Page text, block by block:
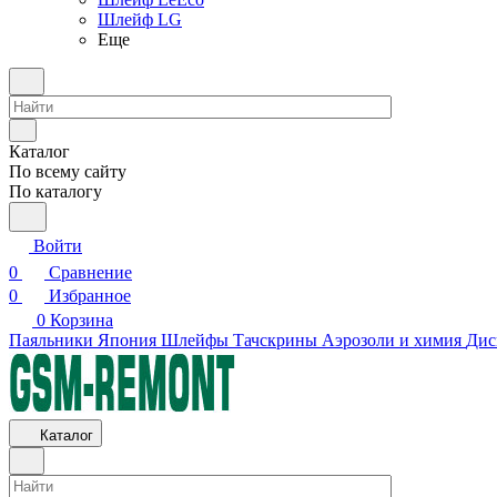
Шлейф LG
Еще
Каталог
По всему сайту
По каталогу
Войти
0
Сравнение
0
Избранное
0 Корзина
Паяльники Япония Шлейфы Тачскрины Аэрозоли и химия
Каталог